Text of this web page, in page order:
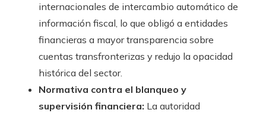
internacionales de intercambio automático de
información fiscal, lo que obligó a entidades
financieras a mayor transparencia sobre
cuentas transfronterizas y redujo la opacidad
histórica del sector.
Normativa contra el blanqueo y
supervisión financiera: La autoridad